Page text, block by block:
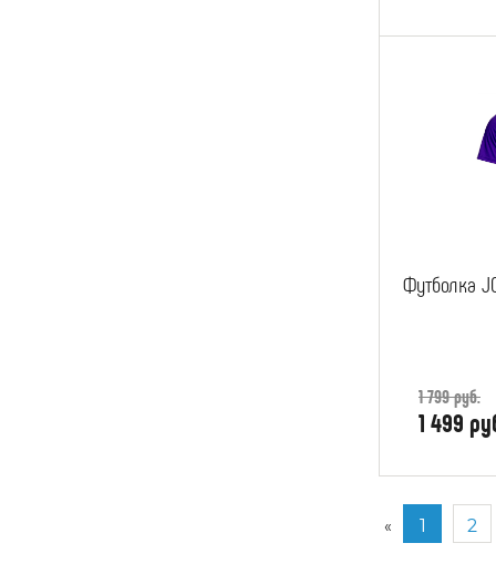
Футболка
1 799 руб.
1 499
« 1 2